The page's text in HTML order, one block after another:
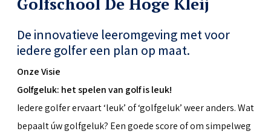
De innovatieve leeromgeving met voor
iedere golfer een plan op maat.
Onze Visie
Golfgeluk: het spelen van golf is leuk!
Iedere golfer ervaart ‘leuk’ of ‘golfgeluk’ weer anders. Wat
bepaalt úw golfgeluk? Een goede score of om simpelweg